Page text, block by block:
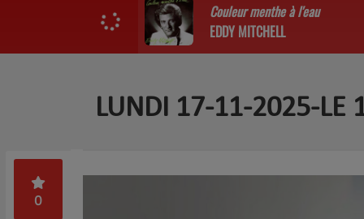
Couleur menthe à l'eau
EDDY MITCHELL
LUNDI 17-11-2025-LE
0